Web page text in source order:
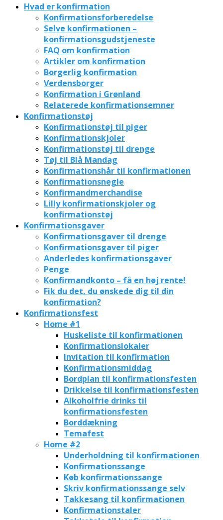
Hvad er konfirmation
Konfirmationsforberedelse
Selve konfirmationen –
konfirmationsgudstjeneste
FAQ om konfirmation
Artikler om konfirmation
Borgerlig konfirmation
Verdensborger
Konfirmation i Grønland
Relaterede konfirmationsemner
Konfirmationstøj
Konfirmationstøj til piger
Konfirmationskjoler
Konfirmationstøj til drenge
Tøj til Blå Mandag
Konfirmationshår til konfirmationen
Konfirmationsnegle
Konfirmandmerchandise
Lilly konfirmationskjoler og
konfirmationstøj
Konfirmationsgaver
Konfirmationsgaver til drenge
Konfirmationsgaver til piger
Anderledes konfirmationsgaver
Penge
Konfirmandkonto – få en høj rente!
Fik du det, du ønskede dig til din
konfirmation?
Konfirmationsfest
Home #1
Huskeliste til konfirmationen
Konfirmationslokaler
Invitation til konfirmation
Konfirmationsmiddag
Bordplan til konfirmationsfesten
Drikkelse til konfirmationsfesten
Alkoholfrie drinks til
konfirmationsfesten
Borddækning
Temafest
Home #2
Underholdning til konfirmationen
Konfirmationssange
Køb konfirmationssange
Skriv konfirmationssange selv
Takkesang til konfirmationen
Konfirmationstaler